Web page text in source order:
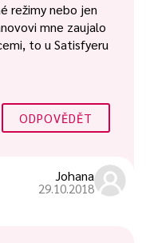
režimy nebo jen
mne zaujalo
to u Satisfyeru
ODPOVĚDĚT
Johana
29.10.2018